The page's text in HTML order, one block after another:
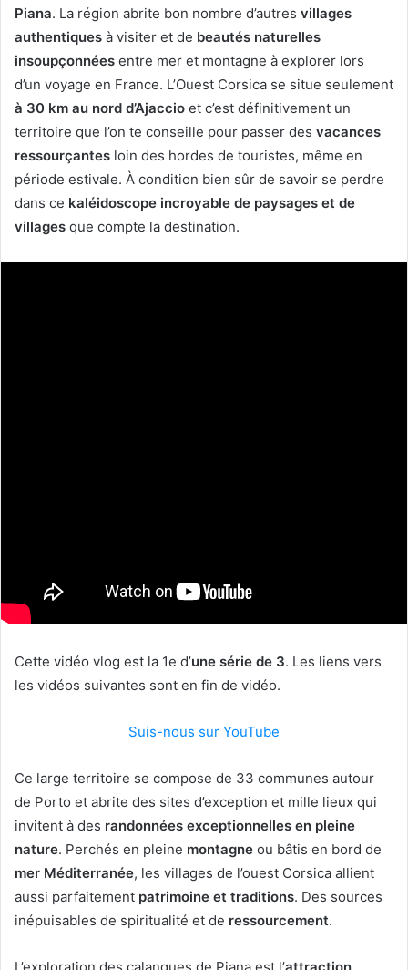
Piana. La région abrite bon nombre d’autres villages
authentiques à visiter et de beautés naturelles
insoupçonnées entre mer et montagne à explorer lors
d’un voyage en France. L’Ouest Corsica se situe seulement
à 30 km au nord d’Ajaccio et c’est définitivement un
territoire que l’on te conseille pour passer des vacances
ressourçantes loin des hordes de touristes, même en
période estivale. À condition bien sûr de savoir se perdre
dans ce kaléidoscope incroyable de paysages et de
villages que compte la destination.
Cette vidéo vlog est la 1e d’une série de 3. Les liens vers
les vidéos suivantes sont en fin de vidéo.
Suis-nous sur YouTube
Ce large territoire se compose de 33 communes autour
de Porto et abrite des sites d’exception et mille lieux qui
invitent à des randonnées exceptionnelles en pleine
nature. Perchés en pleine montagne ou bâtis en bord de
mer Méditerranée, les villages de l’ouest Corsica allient
aussi parfaitement patrimoine et traditions. Des sources
inépuisables de spiritualité et de ressourcement.
L’exploration des calanques de Piana est l’attraction